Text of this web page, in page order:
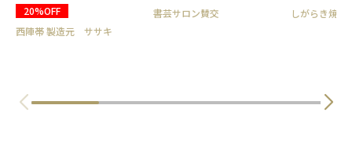
20%OFF
西陣帯 製造元 ササキ
書芸サロン賛交
しがらき焼